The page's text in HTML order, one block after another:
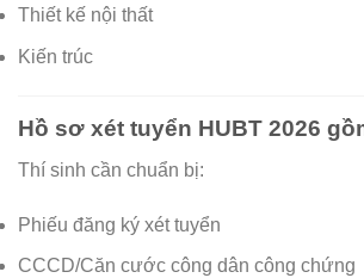
Thiết kế nội thất
Kiến trúc
Hồ sơ xét tuyển HUBT 2026
Thí sinh cần chuẩn bị:
Phiếu đăng ký xét tuyển
CCCD/Căn cước công dân công chứng